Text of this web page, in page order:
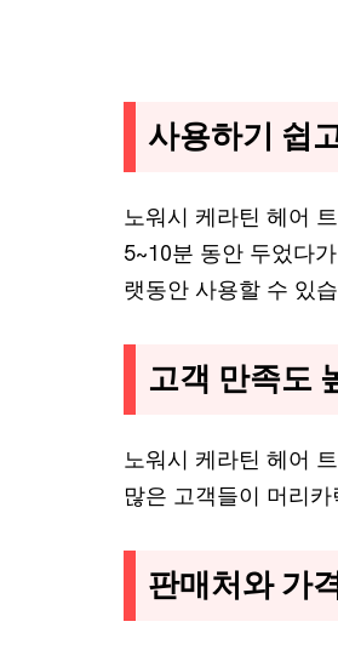
사용하기 쉽
노워시 케라틴 헤어
5~10분 동안 두었다
랫동안 사용할 수 있
고객 만족도
노워시 케라틴 헤어
많은 고객들이 머리
판매처와 가